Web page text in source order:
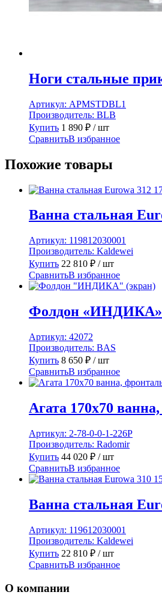
Ноги стальные
Артикул: APMSTDBL1
Производитель: BLB
Купить 1 890 ₽ / шт
СравнитьВ избранное
Похожие товары
Ванна стальная
Артикул: 119812030001
Производитель: Kaldewei
Купить 22 810 ₽ / шт
СравнитьВ избранное
Фолдон «ИНДИКА»
Артикул: 42072
Производитель: BAS
Купить 8 650 ₽ / шт
СравнитьВ избранное
Агата 170х70
Артикул: 2-78-0-0-1-226Р
Производитель: Radomir
Купить 44 020 ₽ / шт
СравнитьВ избранное
Ванна стальная
Артикул: 119612030001
Производитель: Kaldewei
Купить 22 810 ₽ / шт
СравнитьВ избранное
О компании